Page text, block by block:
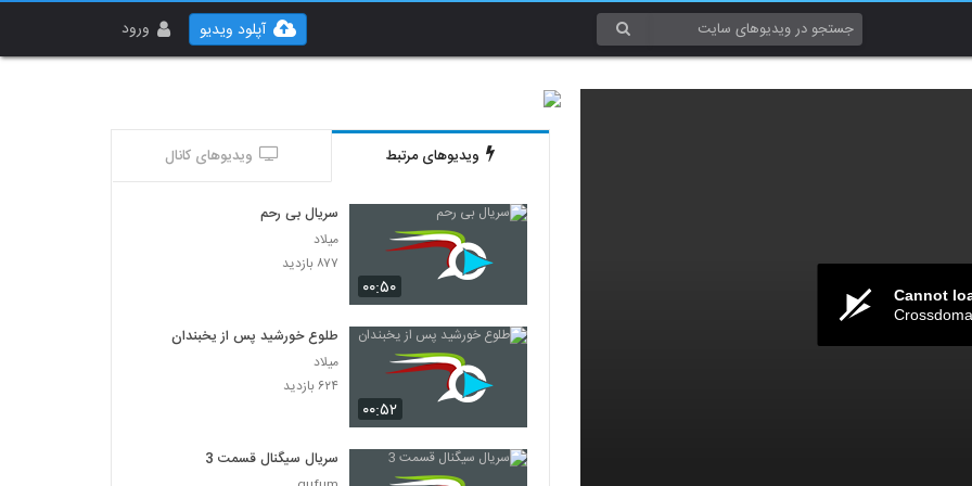
ورود آپلود ویدیو
Cannot
ویدیوهای مرتبط ویدیوهای کانال
۰۰:۵۰
سریال بی رحم
میلاد
۸۷۷ بازدید
۰۰:۵۲
طلوع خورشید پس از یخبندان
میلاد
۶۲۴ بازدید
سریال سیگنال قسمت 3